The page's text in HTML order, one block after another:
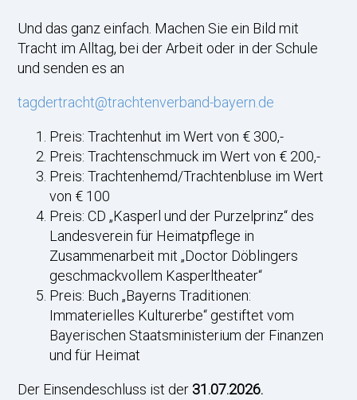
Und das ganz einfach. Machen Sie ein Bild mit
Tracht im Alltag, bei der Arbeit oder in der Schule
und senden es an
tagdertracht@trachtenverband-bayern.de
Preis: Trachtenhut im Wert von € 300,-
Preis: Trachtenschmuck im Wert von € 200,-
Preis: Trachtenhemd/Trachtenbluse im Wert
von € 100
Preis: CD „Kasperl und der Purzelprinz“ des
Landesverein für Heimatpflege in
Zusammenarbeit mit „Doctor Döblingers
geschmackvollem Kasperltheater“
Preis: Buch „Bayerns Traditionen:
Immaterielles Kulturerbe“ gestiftet vom
Bayerischen Staatsministerium der Finanzen
und für Heimat
Der Einsendeschluss ist der 31.07.2026.